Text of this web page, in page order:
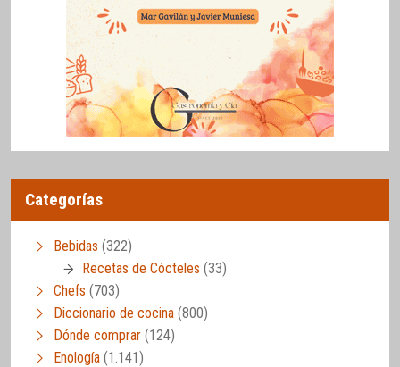
Categorías
Bebidas (322)
Recetas de Cócteles (33)
Chefs (703)
Diccionario de cocina (800)
Dónde comprar (124)
Enología (1.141)